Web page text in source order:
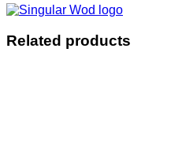
Related products